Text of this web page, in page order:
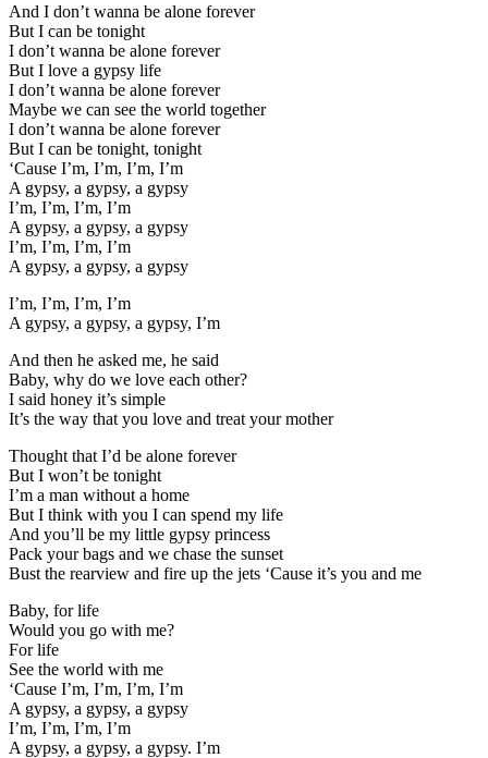
And I don’t wanna be alone forever
But I can be tonight
I don’t wanna be alone forever
But I love a gypsy life
I don’t wanna be alone forever
Maybe we can see the world together
I don’t wanna be alone forever
But I can be tonight, tonight
‘Cause I’m, I’m, I’m, I’m
A gypsy, a gypsy, a gypsy
I’m, I’m, I’m, I’m
A gypsy, a gypsy, a gypsy
I’m, I’m, I’m, I’m
A gypsy, a gypsy, a gypsy
I’m, I’m, I’m, I’m
A gypsy, a gypsy, a gypsy, I’m
And then he asked me, he said
Baby, why do we love each other?
I said honey it’s simple
It’s the way that you love and treat your mother
Thought that I’d be alone forever
But I won’t be tonight
I’m a man without a home
But I think with you I can spend my life
And you’ll be my little gypsy princess
Pack your bags and we chase the sunset
Bust the rearview and fire up the jets ‘Cause it’s you and me
Baby, for life
Would you go with me?
For life
See the world with me
‘Cause I’m, I’m, I’m, I’m
A gypsy, a gypsy, a gypsy
I’m, I’m, I’m, I’m
A gypsy, a gypsy, a gypsy. I’m